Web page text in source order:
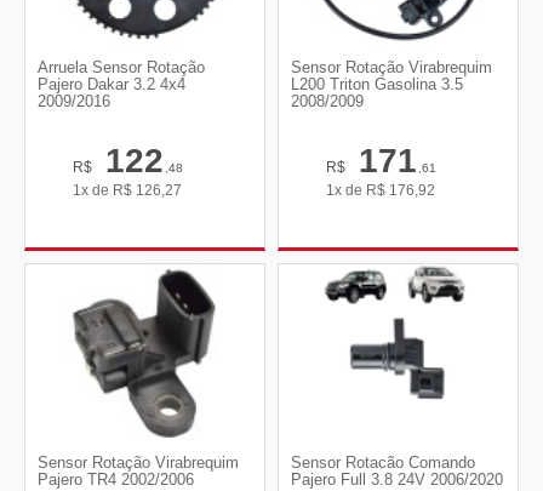
Arruela Sensor Rotação
Pajero Dakar 3.2 4x4
2009/2016
R$ 122,48
1x de R$ 126,27
Sensor Rotação Virabrequim
L200 Triton Gasolina 3.5
2008/2009
R$ 171,61
1x de R$ 176,92
Sensor Rotação Virabrequim
Pajero TR4 2002/2006
Sensor Rotacão Comando
Pajero Full 3.8 24V 2006/2020